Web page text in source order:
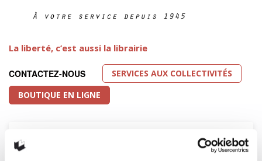
La liberté, c’est aussi la librairie
CONTACTEZ-NOUS
SERVICES AUX COLLECTIVITÉS
BOUTIQUE EN LIGNE